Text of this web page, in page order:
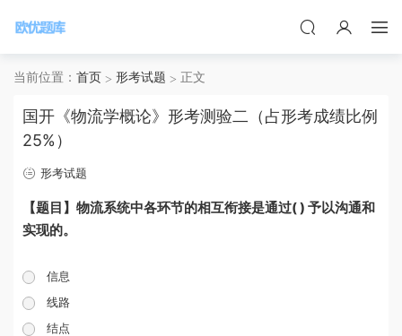
当前位置： 首页 形考试题 正文
国开《物流学概论》形考测验二（占形考成绩比例
25%）
形考试题
【题目】物流系统中各环节的相互衔接是通过( ) 予以沟通和
实现的。
信息
线路
结点